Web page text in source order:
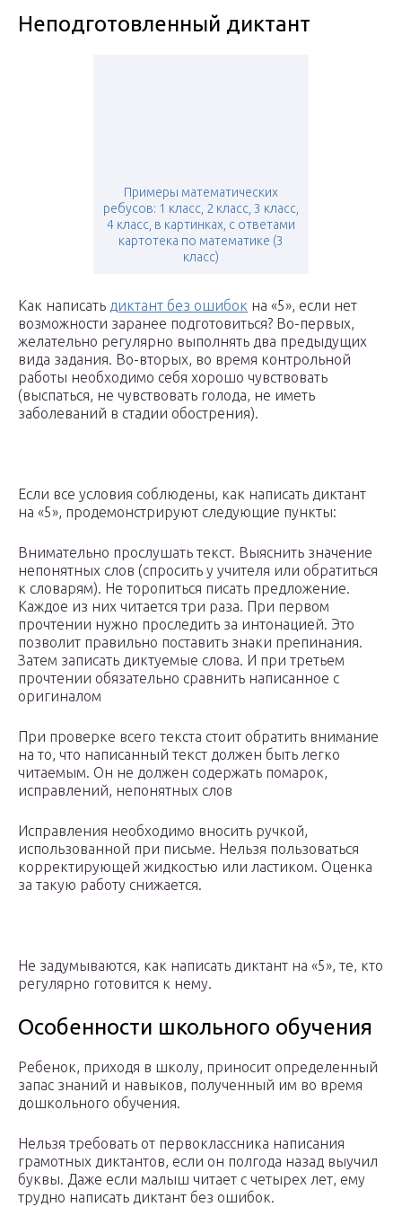
Неподготовленный диктант
Примеры математических
ребусов: 1 класс, 2 класс, 3 класс,
4 класс, в картинках, с ответами
картотека по математике (3
класс)
Как написать диктант без ошибок на «5», если нет
возможности заранее подготовиться? Во-первых,
желательно регулярно выполнять два предыдущих
вида задания. Во-вторых, во время контрольной
работы необходимо себя хорошо чувствовать
(выспаться, не чувствовать голода, не иметь
заболеваний в стадии обострения).
Если все условия соблюдены, как написать диктант
на «5», продемонстрируют следующие пункты:
Внимательно прослушать текст. Выяснить значение
непонятных слов (спросить у учителя или обратиться
к словарям). Не торопиться писать предложение.
Каждое из них читается три раза. При первом
прочтении нужно проследить за интонацией. Это
позволит правильно поставить знаки препинания.
Затем записать диктуемые слова. И при третьем
прочтении обязательно сравнить написанное с
оригиналом
При проверке всего текста стоит обратить внимание
на то, что написанный текст должен быть легко
читаемым. Он не должен содержать помарок,
исправлений, непонятных слов
Исправления необходимо вносить ручкой,
использованной при письме. Нельзя пользоваться
корректирующей жидкостью или ластиком. Оценка
за такую работу снижается.
Не задумываются, как написать диктант на «5», те, кто
регулярно готовится к нему.
Особенности школьного обучения
Ребенок, приходя в школу, приносит определенный
запас знаний и навыков, полученный им во время
дошкольного обучения.
Нельзя требовать от первоклассника написания
грамотных диктантов, если он полгода назад выучил
буквы. Даже если малыш читает с четырех лет, ему
трудно написать диктант без ошибок.